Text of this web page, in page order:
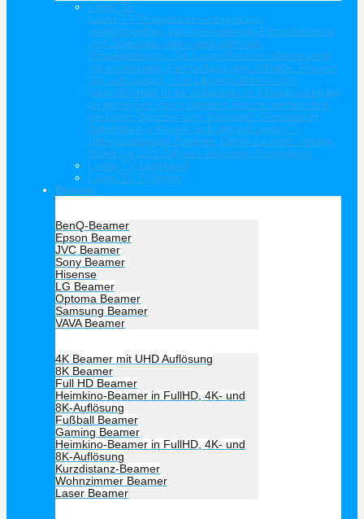
Laser TV
Laser-TV Projektoren ermöglichen
großformatige, atemberaubende Filmerlebnisse
und Diashows oder eindrucksvolle
Präsentationen. Die Laser Beamer überzeugen
mit exzellenter Farbbrillanz und Schärfe. Freuen
Sie sich darauf, Ihre Lieblingsfilme in der
Gemütlichkeit Ihres Zuhauses in Kinoatmosphäre
zu genießen. Auch kleinere Räume verwandeln
die Laser Beamer zum Kinosaal. Besonderer
Beliebtheit erfreuen Sich aktuell Laser-TV
Ultrakurzdistanz Beamer. Diese zaubern riesige
Bilder bis 120 Zoll aus kürzester Entfernung.
Laser-TV Leinwand
Laser TV Ratgeber
Beamer
BenQ-Beamer
Epson Beamer
JVC Beamer
Sony Beamer
Hisense
LG Beamer
Optoma Beamer
Samsung Beamer
VAVA Beamer
4K Beamer mit UHD Auflösung
8K Beamer
Full HD Beamer
Heimkino-Beamer in FullHD, 4K- und
8K-Auflösung
Fußball Beamer
Gaming Beamer
Heimkino-Beamer in FullHD, 4K- und
8K-Auflösung
Kurzdistanz-Beamer
Wohnzimmer Beamer
Laser Beamer